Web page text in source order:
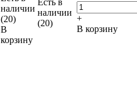
наличии
(20)
В
корзину
наличии
(20)
+
В корзину